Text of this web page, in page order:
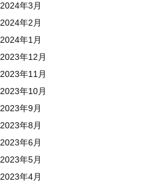
2024年3月
2024年2月
2024年1月
2023年12月
2023年11月
2023年10月
2023年9月
2023年8月
2023年6月
2023年5月
2023年4月